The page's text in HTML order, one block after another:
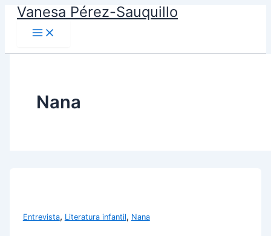
Vanesa Pérez-Sauquillo
Nana
Entrevista, Literatura infantil, Nana